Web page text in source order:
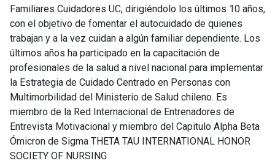
Familiares Cuidadores UC, dirigiéndolo los últimos 10 años,
con el objetivo de fomentar el autocuidado de quienes
trabajan y a la vez cuidan a algún familiar dependiente. Los
últimos años ha participado en la capacitación de
profesionales de la salud a nivel nacional para implementar
la Estrategia de Cuidado Centrado en Personas con
Multimorbilidad del Ministerio de Salud chileno. Es
miembro de la Red Internacional de Entrenadores de
Entrevista Motivacional y miembro del Capitulo Alpha Beta
Ómicron de Sigma THETA TAU INTERNATIONAL HONOR
SOCIETY OF NURSING